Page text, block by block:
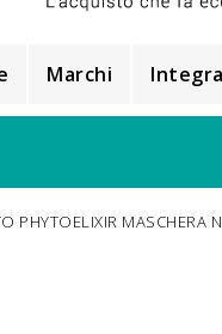
e Dietetica
Marchi
PHYTOELIXIR MASCHERA